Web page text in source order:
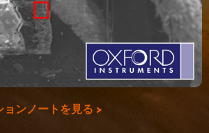
ンノートを見る >